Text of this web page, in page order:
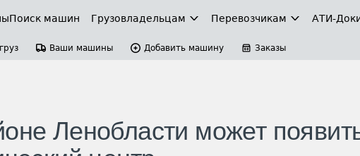
Поиск машин Грузовладельцам Перевозчикам АТИ-
Ваши машины Добавить машину Заказы
Ленобласти может